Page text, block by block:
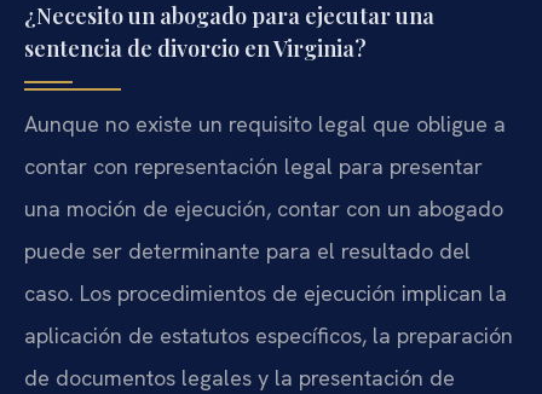
¿Necesito un abogado para ejecutar una
sentencia de divorcio en Virginia?
Aunque no existe un requisito legal que obligue a
contar con representación legal para presentar
una moción de ejecución, contar con un abogado
puede ser determinante para el resultado del
caso. Los procedimientos de ejecución implican la
aplicación de estatutos específicos, la preparación
de documentos legales y la presentación de